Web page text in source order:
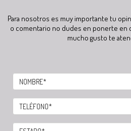
Para nosotros es muy importante tu
o comentario no dudes en ponerte en
mucho gusto te